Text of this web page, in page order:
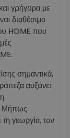
γρήγορα με
διαθέσιμο
HOME που
σημαντικά,
αυξάνει
Μήπως
τη γεωργία, τον